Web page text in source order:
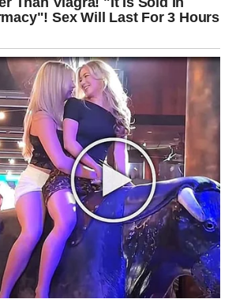
strpljivi i da nastavite da planirate
koje donose
ulaze u period razjašnjenja emocija.
iskreno i koji uvek pokušava da
Međutim, upravo zbog toga
više nego što dobijate.
možda ste se pitali da li neko
emocije ili da li je vaš odnos onakav